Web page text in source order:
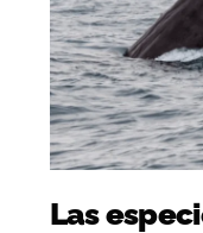
Las